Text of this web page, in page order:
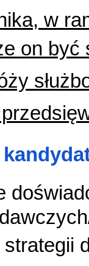
w
on być